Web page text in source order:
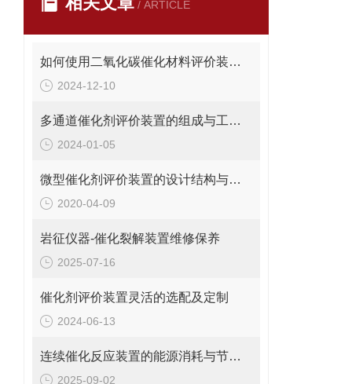
/ ARTICLE
如何使用二氧化碳催化材料评价装置优化催化反应
2024-12-10
多通道催化剂评价装置的组成与工作流程
2024-01-05
微型催化剂评价装置的设计结构与特点原来是这样的
2020-04-09
岩征仪器-催化裂解装置维修保养
2025-07-16
催化剂评价装置灵活的选配及定制
2024-06-13
连续催化反应装置的能源消耗与节能技术
2025-09-02